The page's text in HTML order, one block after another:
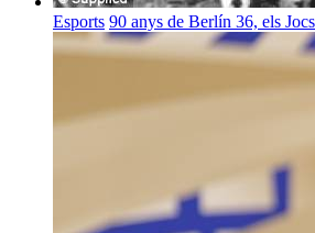
Esports 90 anys de Berlín 36, els